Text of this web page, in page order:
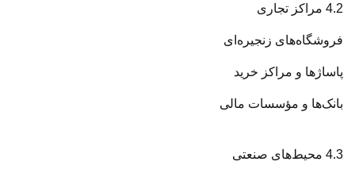
4.2 مراکز تجاری
فروشگاه‌های زنجیره‌ای
پاساژها و مراکز خرید
بانک‌ها و مؤسسات مالی
4.3 محیط‌های صنعتی